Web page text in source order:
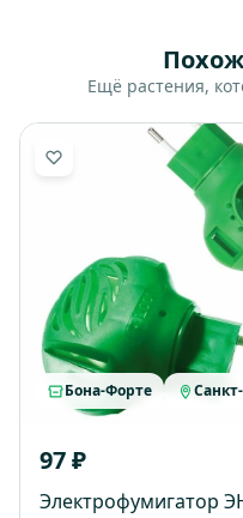
Ещё растения,
Бона-Форте
97 ₽
Электрофумигатор